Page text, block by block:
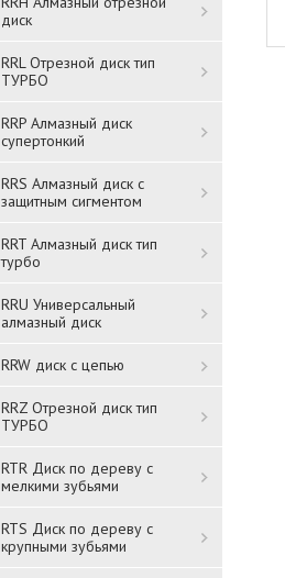
диск
RRL Отрезной диск тип
ТУРБО
RRP Алмазный диск
супертонкий
RRS Алмазный диск с
защитным сигментом
RRT Алмазный диск тип
турбо
RRU Универсальный
алмазный диск
RRW диск с цепью
RRZ Отрезной диск тип
ТУРБО
RTR Диск по дереву с
мелкими зубьями
RTS Диск по дереву с
крупными зубьями
Подробнее